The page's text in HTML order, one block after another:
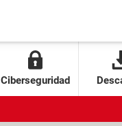
Ciberseguridad